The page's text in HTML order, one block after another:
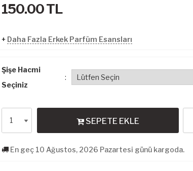
150.00TL
+ Daha Fazla Erkek Parfüm Esansları
Şişe Hacmi
Seçiniz
:
SEPETE EKLE
En geç 10 Ağustos, 2026 Pazartesi günü kargoda.